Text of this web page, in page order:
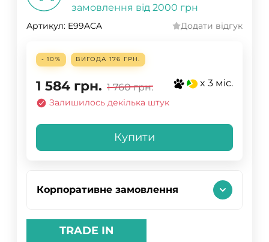
замовлення від 2000 грн
Артикул: E99ACA Додати відгук
- 10% ВИГОДА 176 ГРН.
1 584 грн. 1 760 грн. x 3 міс.
Залишилось декілька штук
Купити
Корпоративне замовлення
TRADE IN